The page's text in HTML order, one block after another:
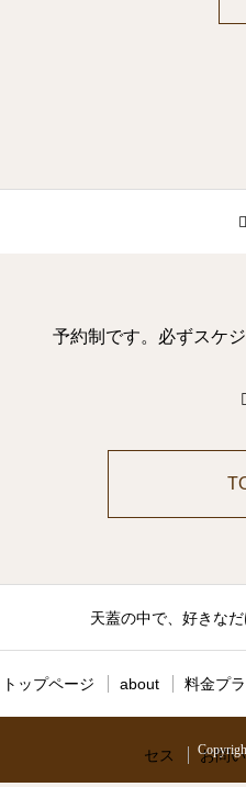
予約制です。必ずスケ
天蓋の中で、好きな
トップページ about 料金プ
セス お問